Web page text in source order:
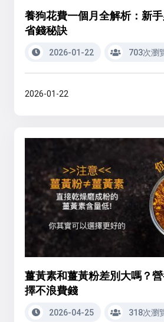
養狗花費一個月全解析：新
省錢秘訣
2026-01-22 703次瀏
2026-01-22
薑黃素和薑黃粉差別大嗎？
擇不浪費錢
2026-04-25 318次瀏